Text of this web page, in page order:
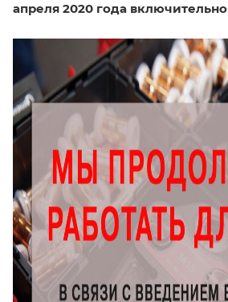
апреля 2020 года включительно